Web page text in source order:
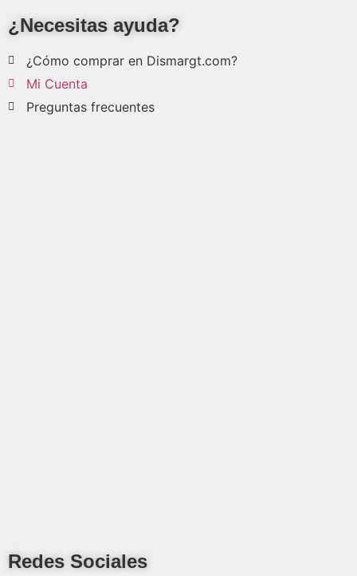
¿Necesitas ayuda?
¿Cómo comprar en Dismargt.com?
Mi Cuenta
Preguntas frecuentes
Redes Sociales